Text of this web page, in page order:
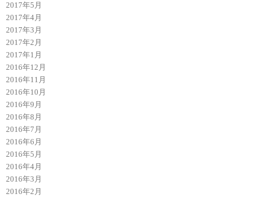
2017年5月
2017年4月
2017年3月
2017年2月
2017年1月
2016年12月
2016年11月
2016年10月
2016年9月
2016年8月
2016年7月
2016年6月
2016年5月
2016年4月
2016年3月
2016年2月